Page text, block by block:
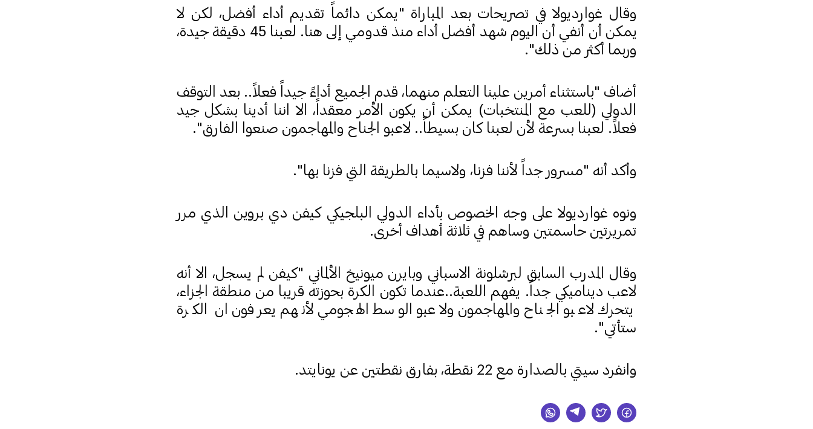
وقال غوارديولا في تصريحات بعد المباراة "يمكن دائماً تقديم أداء أفضل، لكن لا
يمكن أن أنفي أن اليوم شهد أفضل أداء منذ قدومي إلى هنا. لعبنا 45 دقيقة جيدة،
وربما أكثر من ذلك".
أضاف "باستثناء أمرين علينا التعلم منهما، قدم الجميع أداءً جيداً فعلاً.. بعد التوقف
الدولي (للعب مع المنتخبات) يمكن أن يكون الأمر معقداً، الا اننا أدينا بشكل جيد
فعلاً. لعبنا بسرعة لأن لعبنا كان بسيطاً.. لاعبو الجناح والمهاجمون صنعوا الفارق".
وأكد أنه "مسرور جداً لأننا فزنا، ولاسيما بالطريقة التي فزنا بها".
ونوه غوارديولا على وجه الخصوص بأداء الدولي البلجيكي كيفن دي بروين الذي مرر
تمريرتين حاسمتين وساهم في ثلاثة أهداف أخرى.
وقال المدرب السابق لبرشلونة الاسباني وبايرن ميونيخ الألماني "كيفن لم يسجل، الا أنه
لاعب ديناميكي جداً. يفهم اللعبة..عندما تكون الكرة بحوزته قريبا من منطقة الجزاء،
يتحرك لاعبو الجناح والمهاجمون ولاعبو الوسط الهجومي لأنهم يعرفون ان الكرة
ستأتي".
وانفرد سيتي بالصدارة مع 22 نقطة، بفارق نقطتين عن يونايتد.